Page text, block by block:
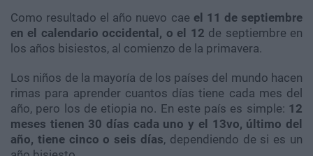
Como resultado el año nuevo cae el 11 de septiembre
en el calendario occidental, o el 12 de septiembre en
los años bisiestos, al comienzo de la primavera.
Los niños de la mayoría de los países del mundo hacen
rimas para aprender cuantos días tiene cada mes del
año, pero los de etiopia no. En este país es simple: 12
meses tienen 30 días cada uno y el 13vo, último del
año, tiene cinco o seis días, dependiendo de si es un